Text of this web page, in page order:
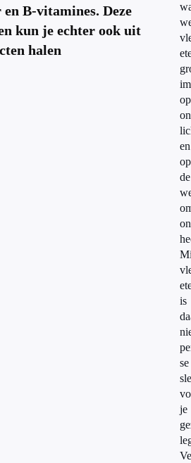
B-vitamines. Deze
kun je echter ook uit
halen
op
en
op
de
is
se
je